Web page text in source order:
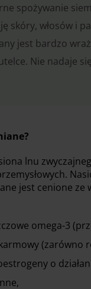
spożywanie
skóry, włosów i
jest bardzo
Nie nadaje
lnu
jest cenione ze
omega-3
(zarówno
o